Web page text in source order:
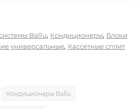
Ballu, Кондиционеры, Блоки
универсальные, Кассетные сплит
Кондиционеры Ballu